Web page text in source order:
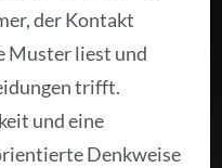
der Kontakt
Muster liest und
trifft.
und eine
Denkweise